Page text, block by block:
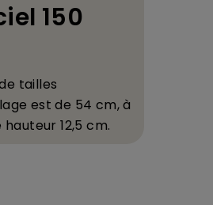
150
tailles
est de 54 cm,à
12,5 cm.